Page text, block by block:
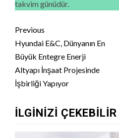
takvim günüdür.
Continue
Reading
Previous
Hyundai E&C, Dünyanın En
Büyük Entegre Enerji
Altyapı İnşaat Projesinde
İşbirliği Yapıyor
İLGINIZI ÇEKEBILIR